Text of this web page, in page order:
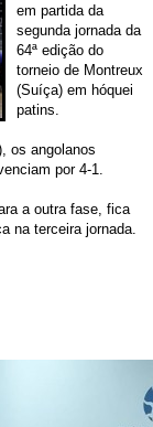
em partida da
segunda jornada da
64ª edição do
torneio de Montreux
(Suíça) em hóquei
patins.
os angolanos
por 4-1.
a outra fase, fica
na terceira jornada.